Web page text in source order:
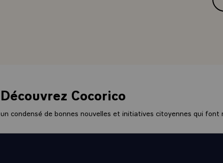
- Ils voyaient loin et juste, ces
personnes et des biens £ d'organiser
nécessaires £ de réaliser à l'échelle
Découvrez Cocorico
un condensé de bonnes nouvelles et initiatives citoyennes qui font